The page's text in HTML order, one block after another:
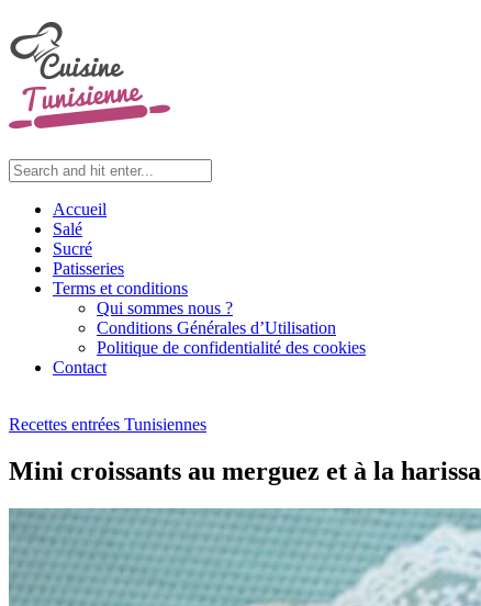
Accueil
Salé
Sucré
Patisseries
Terms et conditions
Qui sommes nous ?
Conditions Générales d’Utilisation
Politique de confidentialité des cookies
Contact
Recettes entrées Tunisiennes
Mini croissants au merguez et à la harissa